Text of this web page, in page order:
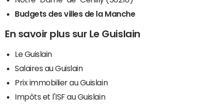
Budgets des villes de la Manche
En savoir plus sur Le Guislain
Le Guislain
Salaires au Guislain
Prix immobilier au Guislain
Impôts et l'ISF au Guislain